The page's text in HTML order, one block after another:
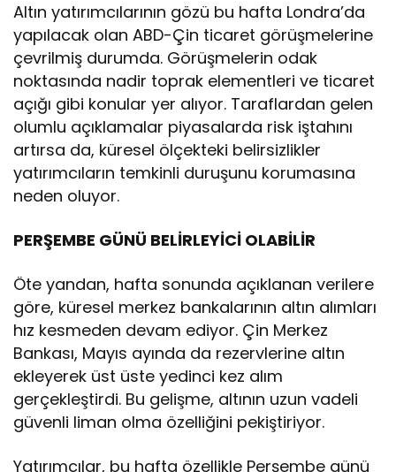
Altın yatırımcılarının gözü bu hafta Londra’da
yapılacak olan ABD-Çin ticaret görüşmelerine
çevrilmiş durumda. Görüşmelerin odak
noktasında nadir toprak elementleri ve ticaret
açığı gibi konular yer alıyor. Taraflardan gelen
olumlu açıklamalar piyasalarda risk iştahını
artırsa da, küresel ölçekteki belirsizlikler
yatırımcıların temkinli duruşunu korumasına
neden oluyor.
PERŞEMBE GÜNÜ BELİRLEYİCİ OLABİLİR
Öte yandan, hafta sonunda açıklanan verilere
göre, küresel merkez bankalarının altın alımları
hız kesmeden devam ediyor. Çin Merkez
Bankası, Mayıs ayında da rezervlerine altın
ekleyerek üst üste yedinci kez alım
gerçekleştirdi. Bu gelişme, altının uzun vadeli
güvenli liman olma özelliğini pekiştiriyor.
Yatırımcılar, bu hafta özellikle Perşembe günü